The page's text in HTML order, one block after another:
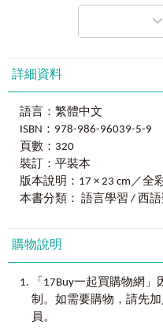
語4合1快速入門！
湞老師親自撰寫，西籍博
題，全面強化學習成效。
■隨身手冊
隨書附贈「隨身手冊」，
會話句、最常用的單字，
間，都能多複習兩句！出
■發音影片
只聽音檔還是怕發音不標準
不只唸給你聽，更唸給你
整拷貝發音嘴型，唸出最
■VRP虛擬點讀筆
因此，若你想要出國進
遊，甚至是經商作生意，
因為只要你走出臺灣，很
只要在履歷上加上「西語
的對話時，西班牙語就可
所幸，西班牙語並不困難
學的語言！字母的發音變
單字、會話便可輕輕鬆鬆
書時，除了可以學習到詳盡
A0–A1檢定等級，以日常且
*DELE為西班牙教育部委
Cervantes）主辦的西語能
的考試。DELE的A1是最初
人訊息的能力，且能進行
詳細資料
語言：繁體中文
ISBN：978-986-96039-5-9
頁數：320
裝訂：平裝本
版本說明：17 × 23 cm／全
本書分類： 語言學習 / 西
購物說明
「17Buy一起買購物網」
制 。 如需要購物 ， 請先
員。